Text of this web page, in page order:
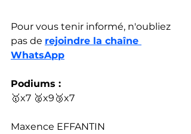
Pour vous tenir informé, n'oubliez
pas de rejoindre la chaîne
WhatsApp
Podiums :
🥇x7 🥈x9🥉x7
Maxence EFFANTIN